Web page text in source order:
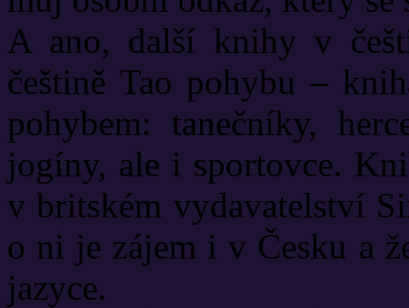
A ano, další knihy v
češtině Tao pohybu –
pohybem: tanečníky,
jogíny, ale i sportovce.
v britském vydavatelství
o ni je zájem i v Česku a
jazyce.